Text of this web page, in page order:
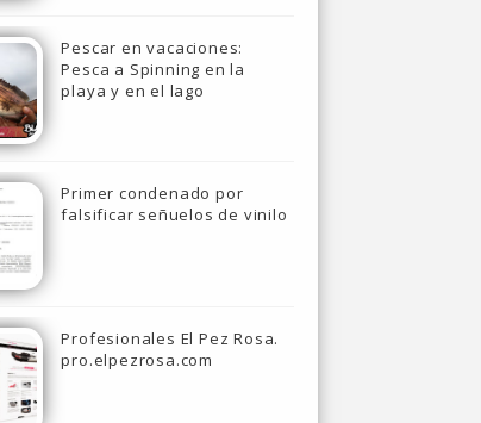
Pescar en vacaciones:
Pesca a Spinning en la
playa y en el lago
Primer condenado por
falsificar señuelos de vinilo
Profesionales El Pez Rosa.
pro.elpezrosa.com